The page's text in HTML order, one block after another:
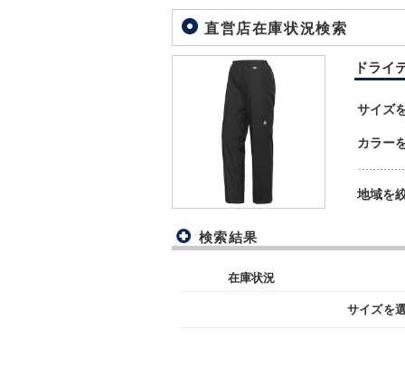
直営店在庫状況検索
ドライ
サイズ
カラー
地域を
検索結果
在庫状況
サイズを